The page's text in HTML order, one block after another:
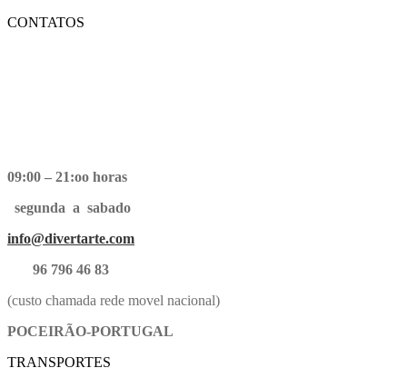
CONTATOS
09:00 – 21:oo horas
segunda a sabado
info@divertarte.com
96 796 46 83
(custo chamada rede movel nacional)
POCEIRÃO-PORTUGAL
TRANSPORTES